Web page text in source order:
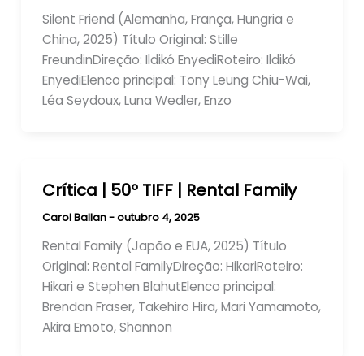
Silent Friend (Alemanha, França, Hungria e
China, 2025) Título Original: Stille
FreundinDireção: Ildikó EnyediRoteiro: Ildikó
EnyediElenco principal: Tony Leung Chiu-Wai,
Léa Seydoux, Luna Wedler, Enzo
Crítica | 50º TIFF | Rental Family
Carol Ballan-outubro 4, 2025
Rental Family (Japão e EUA, 2025) Título
Original: Rental FamilyDireção: HikariRoteiro:
Hikari e Stephen BlahutElenco principal:
Brendan Fraser, Takehiro Hira, Mari Yamamoto,
Akira Emoto, Shannon